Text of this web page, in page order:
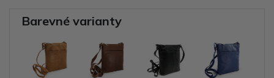
Barevné varianty